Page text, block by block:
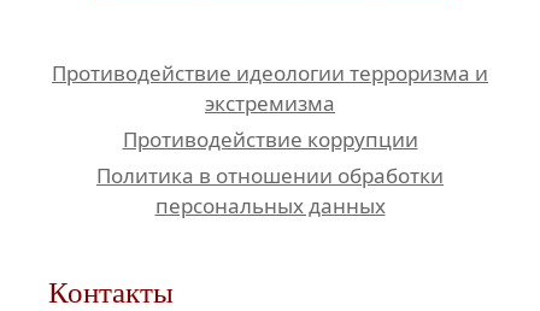
Противодействие идеологии терроризма и
экстремизма
Противодействие коррупции
Политика в отношении обработки
персональных данных
Контакты